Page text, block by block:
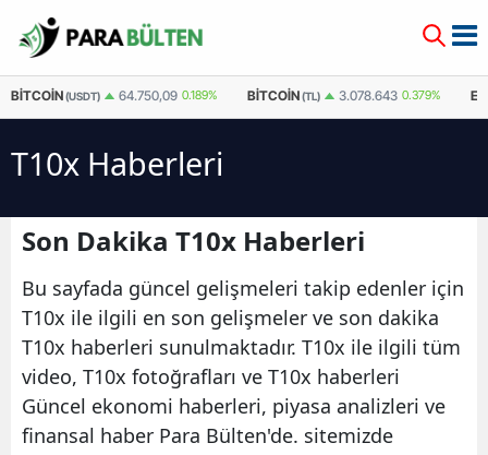
BITCOIN(USDT) 64.750,09 0.189% BITCOIN(TL) 3.078.643 0.379%
T10x Haberleri
Son Dakika T10x Haberleri
Bu sayfada güncel gelişmeleri takip edenler için
T10x ile ilgili en son gelişmeler ve son dakika
T10x haberleri sunulmaktadır. T10x ile ilgili tüm
video, T10x fotoğrafları ve T10x haberleri
Güncel ekonomi haberleri, piyasa analizleri ve
finansal haber Para Bülten'de. sitemizde